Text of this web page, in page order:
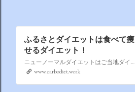
ふるさとダイエットは食べて痩
せるダイエット！
ニューノーマルダイエットはご当地ダイエット。 日本全国を北から南へ。 身近なもので始める地産地消ダイエット。食欲を抑え、脂肪を燃やし、アンチエイジングにも効果的な食材がなんと多いことか！
www.carbodiet.work